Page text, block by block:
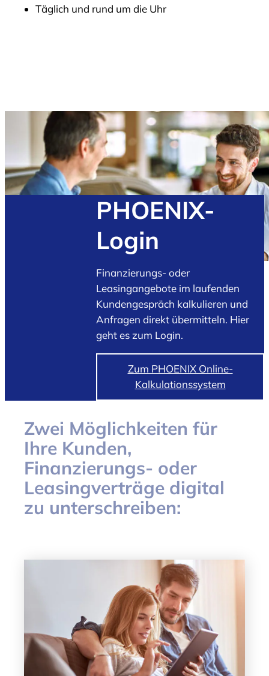
Täglich und rund um die Uhr
PHOENIX-
Login
Finanzierungs- oder
Leasingangebote im laufenden
Kundengespräch kalkulieren und
Anfragen direkt übermitteln. Hier
geht es zum Login.
Zum PHOENIX Online-
Kalkulationssystem
Zwei Möglichkeiten für
Ihre Kunden,
Finanzierungs- oder
Leasingverträge digital
zu unterschreiben: